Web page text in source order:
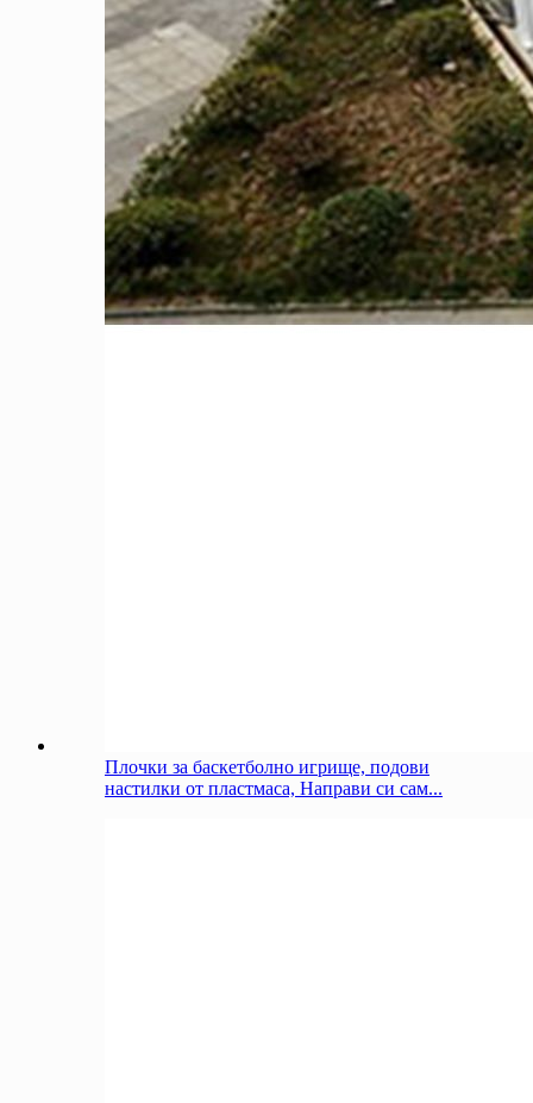
Плочки за баскетболно игрище, подови
настилки от пластмаса, Направи си сам...